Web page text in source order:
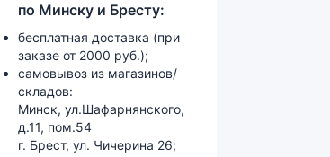
по Минску и Бресту:
бесплатная доставка (при
заказе от 2000 руб.);
самовывоз из магазинов/
складов:
Минск, ул.Шафарнянского,
д.11, пом.54
г. Брест, ул. Чичерина 26;